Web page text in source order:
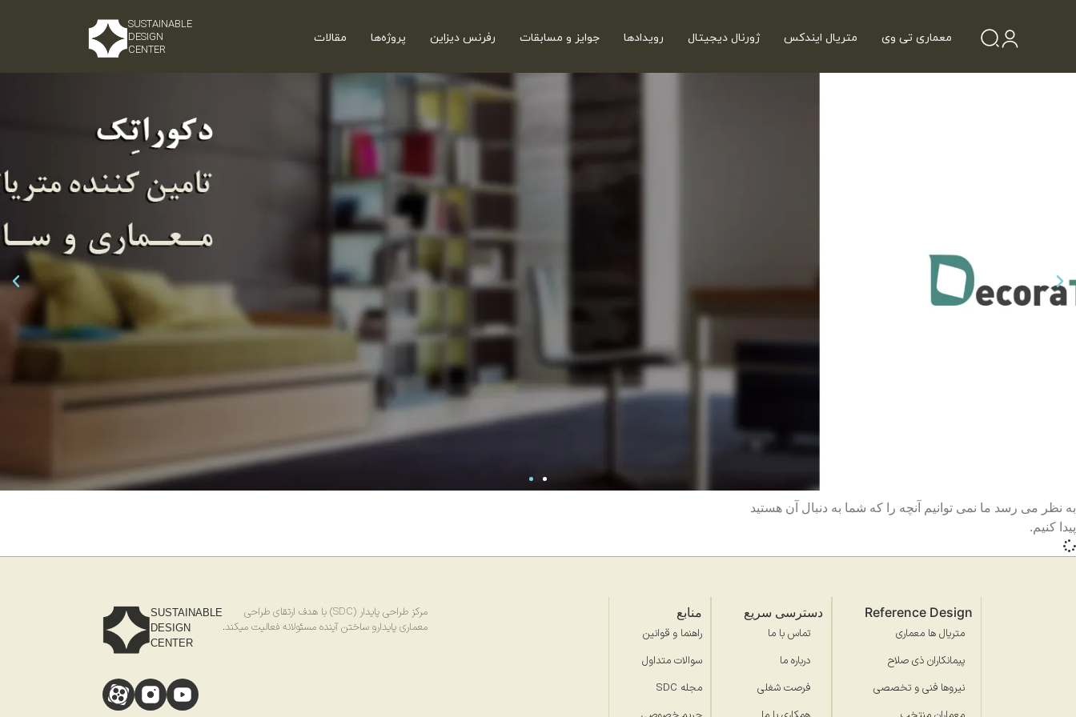
SUSTAINABLE
DESIGN
CENTER
معماری تی وی متریال ایندکس ژورنال دیجیتال رویدادها جوایز و مسابقات رفرنس دیزاین پروژه‌ها مقالات
به نظر می رسد ما نمی توانیم آنچه را که شما به دنبال آن هستید
پیدا کنیم.
مرکز طراحی پایدار (SDC) با هدف ارتقای طراحی
معماری پایدارو ساختن آینده مسئولانه فعالیت میکند.
SUSTAINABLE
DESIGN
CENTER
Reference Design
متریال ها معماری
پیمانکاران ذی صلاح
نیروها فنی و تخصصی
دسترسی سریع
تماس با ما
درباره ما
فرصت شغلی
منابع
راهنما و قوانین
سوالات متداول
مجله SDC